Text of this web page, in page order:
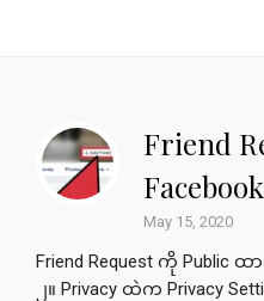
Friend
Facebook
May 15, 2020
Friend Request ကို Public ထ
၂။ Privacy ထဲက Privacy